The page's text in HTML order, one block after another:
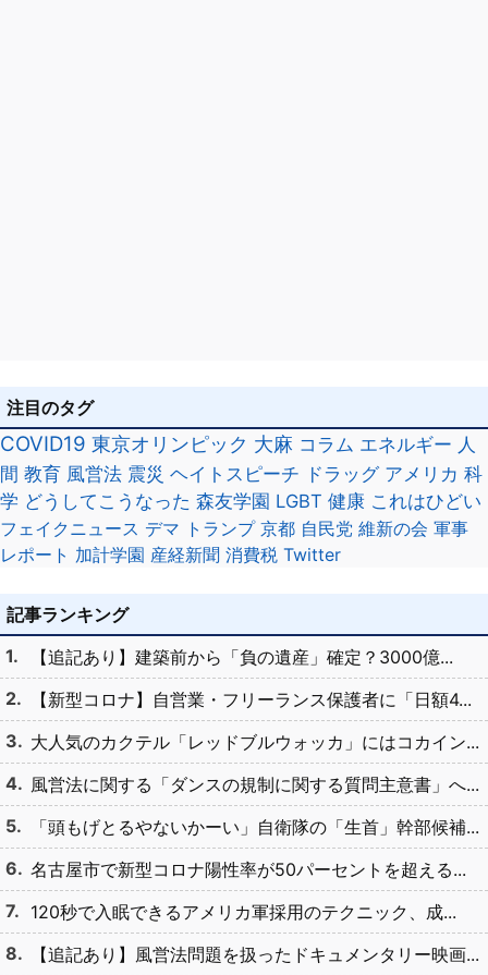
注目のタグ
COVID19 東京オリンピック 大麻 コラム エネルギー 人
間 教育 風営法 震災 ヘイトスピーチ ドラッグ アメリカ 科
学 どうしてこうなった 森友学園 LGBT 健康 これはひどい
フェイクニュース デマ トランプ 京都 自民党 維新の会 軍事
レポート 加計学園 産経新聞 消費税 Twitter
記事ランキング
【追記あり】建築前から「負の遺産」確定？3000億...
【新型コロナ】自営業・フリーランス保護者に「日額4...
大人気のカクテル「レッドブルウォッカ」にはコカイン...
風営法に関する「ダンスの規制に関する質問主意書」へ...
「頭もげとるやないかーい」自衛隊の「生首」幹部候補...
名古屋市で新型コロナ陽性率が50パーセントを超える...
120秒で入眠できるアメリカ軍採用のテクニック、成...
【追記あり】風営法問題を扱ったドキュメンタリー映画...